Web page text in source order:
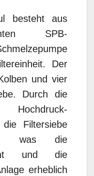
besteht aus
SPB-
Der
und vier
Durch die
Filtersiebe
was die
und die
erheblich